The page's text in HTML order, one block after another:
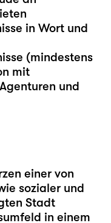
in Wort und
(mindestens
mit
und
einer von
sozialer und
Stadt
in einem